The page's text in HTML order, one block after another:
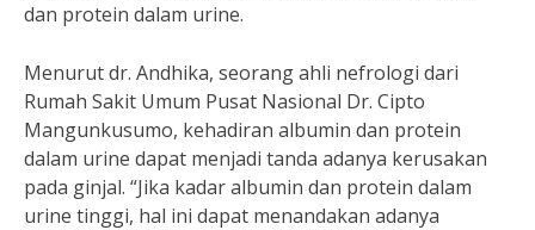
dan protein dalam urine.
Menurut dr. Andhika, seorang ahli nefrologi dari
Rumah Sakit Umum Pusat Nasional Dr. Cipto
Mangunkusumo, kehadiran albumin dan protein
dalam urine dapat menjadi tanda adanya kerusakan
pada ginjal. “Jika kadar albumin dan protein dalam
urine tinggi, hal ini dapat menandakan adanya